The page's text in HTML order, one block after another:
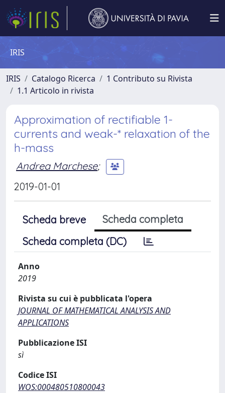
IRIS
IRIS Catalogo Ricerca
1 Contributo su Rivista
1.1 Articolo in rivista
Approximation of rectifiable 1-
currents and weak-* relaxation of the
h-mass
Andrea Marchese;
2019-01-01
Scheda breve
Scheda completa
Scheda completa (DC)
Anno
2019
Rivista su cui è pubblicata l'opera
JOURNAL OF MATHEMATICAL ANALYSIS AND
APPLICATIONS
Pubblicazione ISI
sì
Codice ISI
WOS:000480510800043